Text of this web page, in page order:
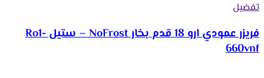
تفضيل
فريزر عمودي ارو 18 قدم بخار NoFrost – ستيل Ro1-
660vnf